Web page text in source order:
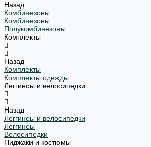
Назад
Комбинезоны
Комбинезоны
Полукомбинезоны
Комплекты
Назад
Комплекты
Комплекты одежды
Леггинсы и велосипедки
Назад
Леггинсы и велосипедки
Леггинсы
Велосипедки
Пиджаки и костюмы